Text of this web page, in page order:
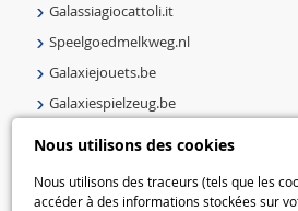
Nous utilisons des cookies
Nous utilisons des traceurs (tels que les
accéder à des informations stockées sur
Galassiagiocattoli.it
Speelgoedmelkweg.nl
Galaxiejouets.be
Galaxiespielzeug.be